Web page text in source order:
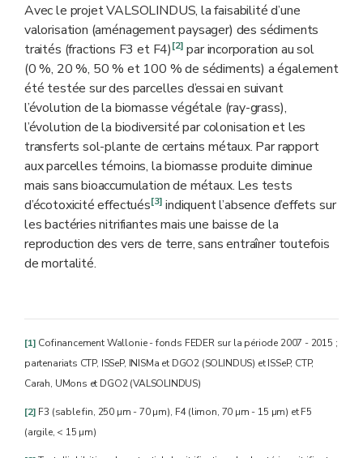
Avec le projet VALSOLINDUS, la faisabilité d’une
valorisation (aménagement paysager) des sédiments
traités (fractions F3 et F4)[2] par incorporation au sol
(0 %, 20 %, 50 % et 100 % de sédiments) a également
été testée sur des parcelles d’essai en suivant
l’évolution de la biomasse végétale (ray-grass),
l’évolution de la biodiversité par colonisation et les
transferts sol-plante de certains métaux. Par rapport
aux parcelles témoins, la biomasse produite diminue
mais sans bioaccumulation de métaux. Les tests
d’écotoxicité effectués[3] indiquent l’absence d’effets sur
les bactéries nitrifiantes mais une baisse de la
reproduction des vers de terre, sans entraîner toutefois
de mortalité.
[1] Cofinancement Wallonie - fonds FEDER sur la période 2007 - 2015 ;
partenariats CTP, ISSeP, INISMa et DGO2 (SOLINDUS) et ISSeP, CTP,
Carah, UMons et DGO2 (VALSOLINDUS)
[2] F3 (sable fin, 250 µm - 70 µm), F4 (limon, 70 µm - 15 µm) et F5
(argile, < 15 µm)